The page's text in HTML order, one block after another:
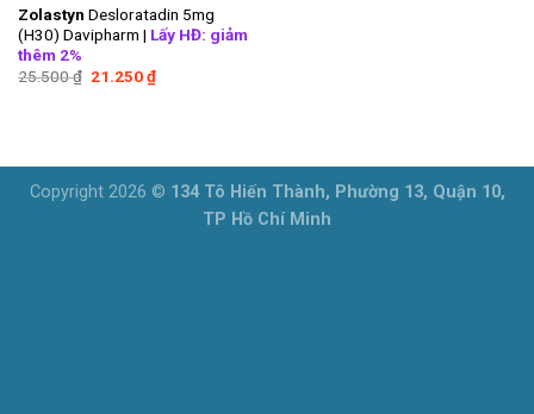
Zolastyn Desloratadin 5mg
(H30) Davipharm | Lấy HĐ: giảm
thêm 2%
25.500₫ Giá
21.250₫Giá
hiện
Copyright 2026 © 134 Tô Hiến Thành, Phường 13, Quận 10,
TP Hồ Chí Minh